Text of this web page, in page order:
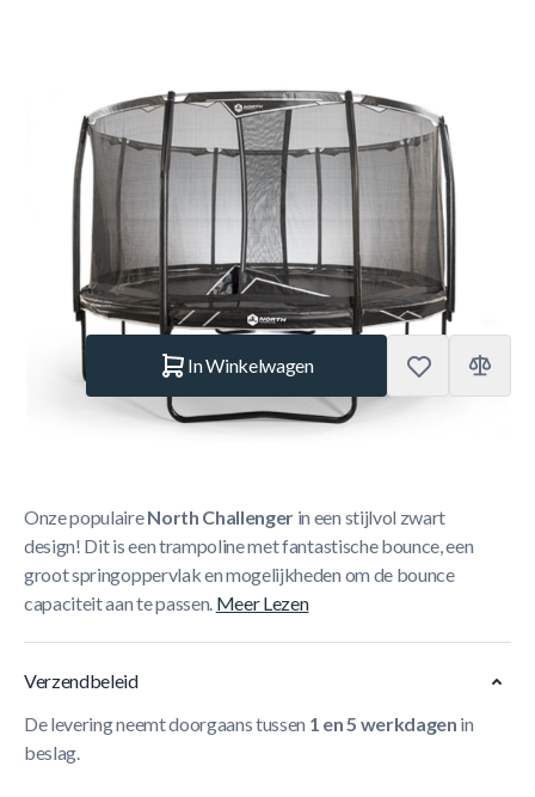
Trampoline 430 Round Black +
Safety Net
NORTH.NTR314318-01
Merk:
NORTH Trampolines
€ 849.–
€ 1.399.–-39%
Op voorraad
In Winkelwagen
Onze populaireNorth Challenger in een stijlvol zwart
design! Dit is een trampoline met fantastische bounce, een
groot springoppervlak en mogelijkheden om de bounce
capaciteit aan te passen. Meer Lezen
Verzendbeleid
De levering neemt doorgaans tussen 1 en 5 werkdagen in
beslag.